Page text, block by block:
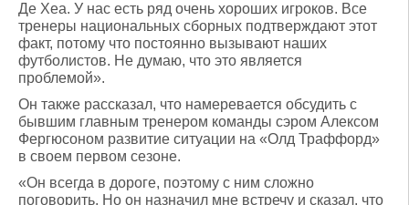
Де Хеа. У нас есть ряд очень хороших игроков. Все
тренеры национальных сборных подтверждают этот
факт, потому что постоянно вызывают наших
футболистов. Не думаю, что это является
проблемой».
Он также рассказал, что намеревается обсудить с
бывшим главным тренером команды сэром Алексом
Фергюсоном развитие ситуации на «Олд Траффорд»
в своем первом сезоне.
«Он всегда в дороге, поэтому с ним сложно
поговорить. Но он назначил мне встречу и сказал, что